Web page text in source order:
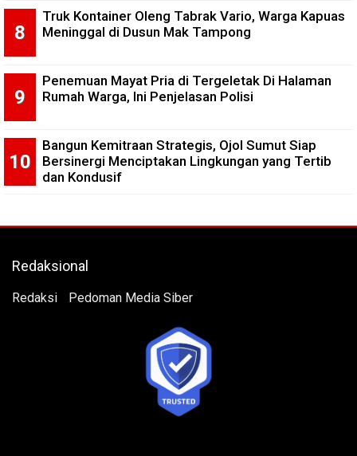
Truk Kontainer Oleng Tabrak Vario, Warga Kapuas
Meninggal di Dusun Mak Tampong
Penemuan Mayat Pria di Tergeletak Di Halaman
Rumah Warga, Ini Penjelasan Polisi
Bangun Kemitraan Strategis, Ojol Sumut Siap
Bersinergi Menciptakan Lingkungan yang Tertib
dan Kondusif
Redaksional
Redaksi Pedoman Media Siber